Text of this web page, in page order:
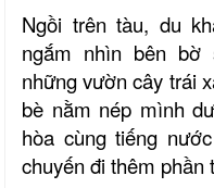
Ngồi trên tàu, du
ngắm nhìn bên bờ
những vườn cây trái
bè nằm nép mình
hòa cùng tiếng
chuyến đi thêm phần